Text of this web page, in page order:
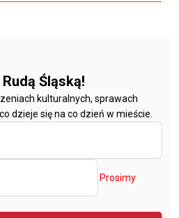
Śląską!
kulturalnych, sprawach
dzieje się na co dzień w mieście.
Prosimy